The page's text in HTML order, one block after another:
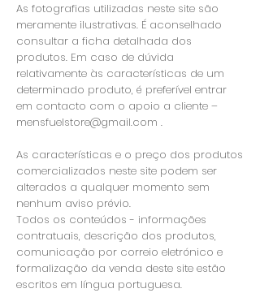
As fotografias utilizadas neste site são
meramente ilustrativas. É aconselhado
consultar a ficha detalhada dos
produtos. Em caso de dúvida
relativamente às características de um
determinado produto, é preferível entrar
em contacto com o apoio a cliente –
mensfuelstore@gmail.com .
As características e o preço dos produtos
comercializados neste site podem ser
alterados a qualquer momento sem
nenhum aviso prévio.
Todos os conteúdos - informações
contratuais, descrição dos produtos,
comunicação por correio eletrónico e
formalização da venda deste site estão
escritos em língua portuguesa.